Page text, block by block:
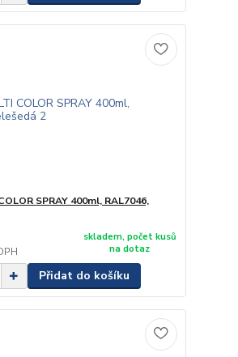
SPRAY 400ml, RAL7046,
skladem, počet kusů
na dotaz
Přidat do košíku